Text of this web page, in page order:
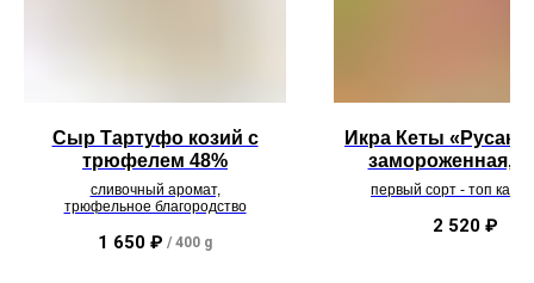
Сыр Тартуфо козий с
трюфелем 48%
сливочный аромат,
трюфельное благородство
1 650 ₽ / 400 g
Икра Кеты «Русак»
замороженная,
первый сорт - топ
консервантов
2 520 ₽